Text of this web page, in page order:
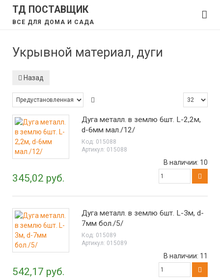
ТД ПОСТАВЩИК
ВСЕ ДЛЯ ДОМА И САДА
Укрывной материал, дуги
Назад
Дуга металл. в землю 6шт. L-2,2м,
d-6мм мал./12/
Код: 015088
Артикул: 015088
345,02 руб.
В наличии: 10
Дуга металл. в землю 6шт. L-3м, d-
7мм бол./5/
Код: 015089
Артикул: 015089
542,17 руб.
В наличии: 11